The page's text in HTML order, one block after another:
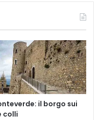
il borgo sui
colli